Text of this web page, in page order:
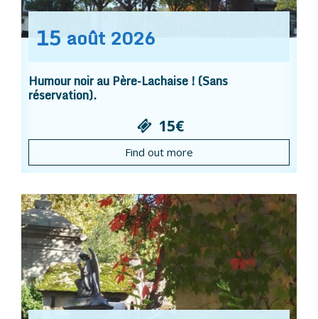
15 août 2026
Humour noir au Père-Lachaise ! (Sans
réservation).
15€
Find out more